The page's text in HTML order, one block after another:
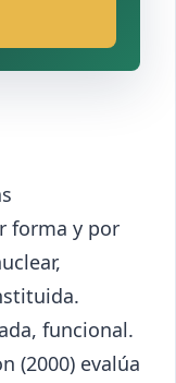
forma y por
funcional.
(2000) evalúa